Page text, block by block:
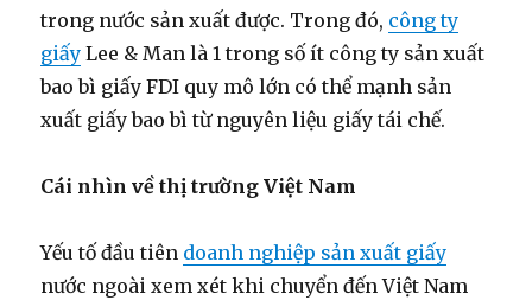
trong nước sản xuất được. Trong đó, công ty
giấy Lee & Man là 1 trong số ít công ty sản xuất
bao bì giấy FDI quy mô lớn có thể mạnh sản
xuất giấy bao bì từ nguyên liệu giấy tái chế.
Cái nhìn về thị trường Việt Nam
Yếu tố đầu tiên doanh nghiệp sản xuất giấy
nước ngoài xem xét khi chuyển đến Việt Nam